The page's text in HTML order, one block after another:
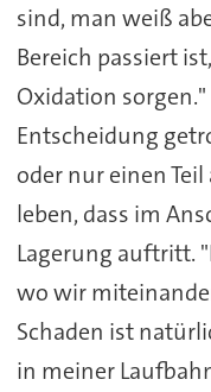
sind, man weiß
Bereich passiert
Oxidation
Entscheidung
oder nur einen
leben, dass im
Lagerung auftritt.
wo wir
Schaden ist
in meiner